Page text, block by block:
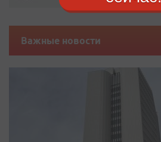
Важные новости